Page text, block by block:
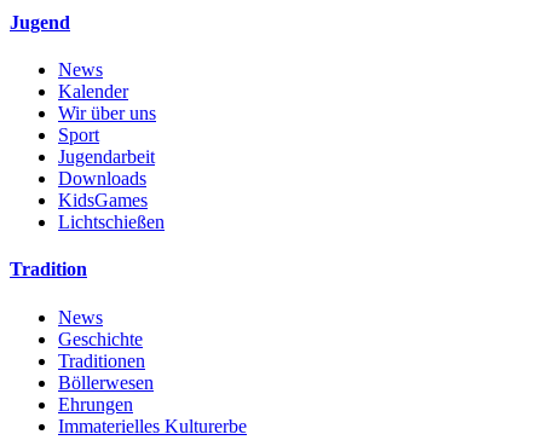
Jugend
News
Kalender
Wir über uns
Sport
Jugendarbeit
Downloads
KidsGames
Lichtschießen
Tradition
News
Geschichte
Traditionen
Böllerwesen
Ehrungen
Immaterielles Kulturerbe